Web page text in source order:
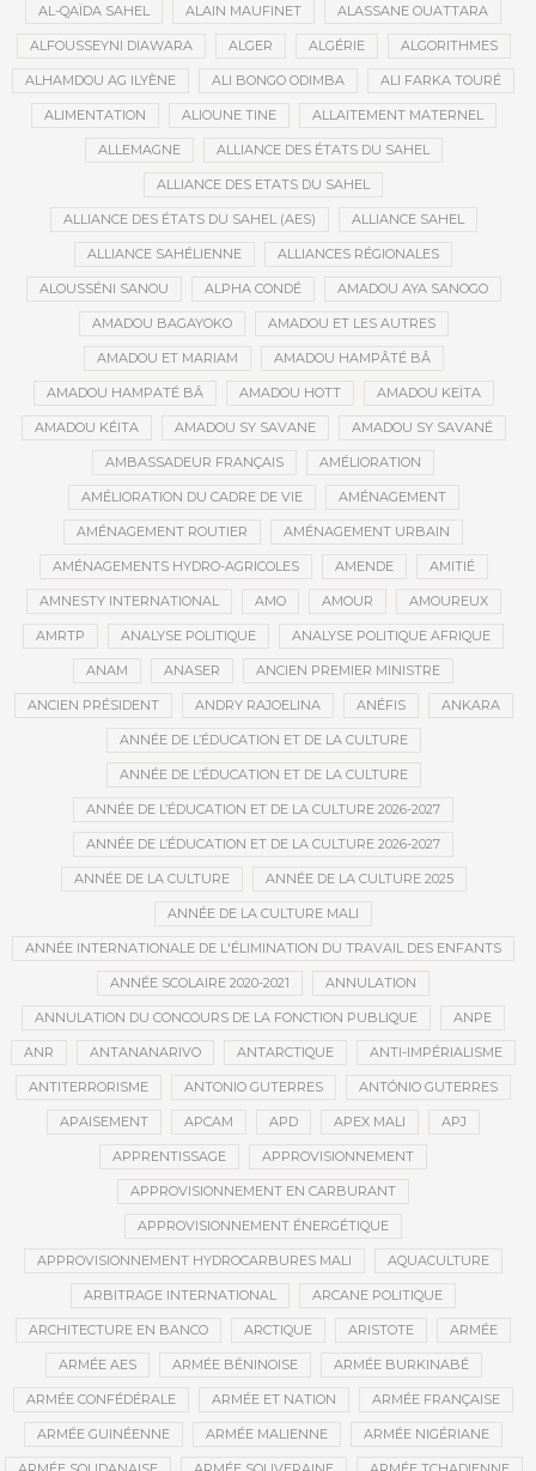
AL-QAÏDA SAHEL ALAIN MAUFINET ALASSANE OUATTARA
ALFOUSSEYNI DIAWARA ALGER ALGÉRIE ALGORITHMES
ALHAMDOU AG ILYÈNE ALI BONGO ODIMBA ALI FARKA TOURÉ
ALIMENTATION ALIOUNE TINE ALLAITEMENT MATERNEL
ALLEMAGNE ALLIANCE DES ÉTATS DU SAHEL
ALLIANCE DES ETATS DU SAHEL
ALLIANCE DES ÉTATS DU SAHEL (AES) ALLIANCE SAHEL
ALLIANCE SAHÉLIENNE ALLIANCES RÉGIONALES
ALOUSSÉNI SANOU ALPHA CONDÉ AMADOU AYA SANOGO
AMADOU BAGAYOKO AMADOU ET LES AUTRES
AMADOU ET MARIAM AMADOU HAMPÂTÉ BÂ
AMADOU HAMPATÉ BÂ AMADOU HOTT AMADOU KEÏTA
AMADOU KÉITA AMADOU SY SAVANE AMADOU SY SAVANÉ
AMBASSADEUR FRANÇAIS AMÉLIORATION
AMÉLIORATION DU CADRE DE VIE AMÉNAGEMENT
AMÉNAGEMENT ROUTIER AMÉNAGEMENT URBAIN
AMÉNAGEMENTS HYDRO-AGRICOLES AMENDE AMITIÉ
AMNESTY INTERNATIONAL AMO AMOUR AMOUREUX
AMRTP ANALYSE POLITIQUE ANALYSE POLITIQUE AFRIQUE
ANAM ANASER ANCIEN PREMIER MINISTRE
ANCIEN PRÉSIDENT ANDRY RAJOELINA ANÉFIS ANKARA
ANNÉE DE L’ÉDUCATION ET DE LA CULTURE
ANNÉE DE L’ÉDUCATION ET DE LA CULTURE
ANNÉE DE L’ÉDUCATION ET DE LA CULTURE 2026-2027
ANNÉE DE L’ÉDUCATION ET DE LA CULTURE 2026-2027
ANNÉE DE LA CULTURE ANNÉE DE LA CULTURE 2025
ANNÉE DE LA CULTURE MALI
ANNÉE INTERNATIONALE DE L'ÉLIMINATION DU TRAVAIL DES ENFANTS
ANNÉE SCOLAIRE 2020-2021 ANNULATION
ANNULATION DU CONCOURS DE LA FONCTION PUBLIQUE ANPE
ANR ANTANANARIVO ANTARCTIQUE ANTI-IMPÉRIALISME
ANTITERRORISME ANTONIO GUTERRES ANTÓNIO GUTERRES
APAISEMENT APCAM APD APEX MALI APJ
APPRENTISSAGE APPROVISIONNEMENT
APPROVISIONNEMENT EN CARBURANT
APPROVISIONNEMENT ÉNERGÉTIQUE
APPROVISIONNEMENT HYDROCARBURES MALI AQUACULTURE
ARBITRAGE INTERNATIONAL ARCANE POLITIQUE
ARCHITECTURE EN BANCO ARCTIQUE ARISTOTE ARMÉE
ARMÉE AES ARMÉE BÉNINOISE ARMÉE BURKINABÉ
ARMÉE CONFÉDÉRALE ARMÉE ET NATION ARMÉE FRANÇAISE
ARMÉE GUINÉENNE ARMÉE MALIENNE ARMÉE NIGÉRIANE